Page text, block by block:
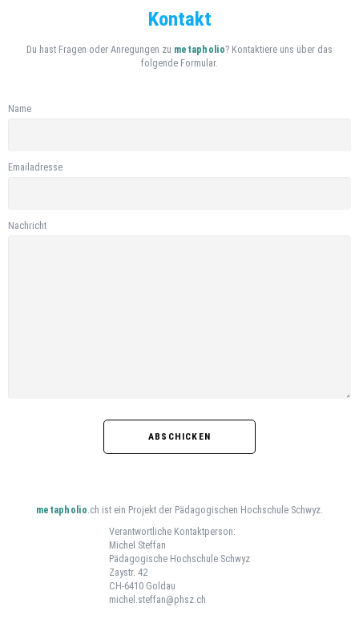
Kontakt
Du hast Fragen oder Anregungen zu metapholio? Kontaktiere uns über das
folgende Formular.
Name
Emailadresse
Nachricht
ABSCHICKEN
metapholio .ch ist ein Projekt der Pädagogischen Hochschule Schwyz
Verantwortliche Kontaktperson:
Michel Steffan
Pädagogische Hochschule Schwyz
Zaystr. 42
CH-6410 Goldau
michel.steffan@phsz.ch